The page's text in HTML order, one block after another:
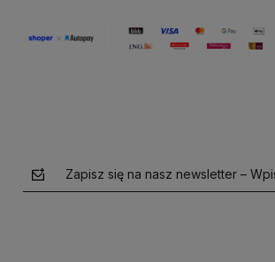
Zapisz się na nasz newsletter –